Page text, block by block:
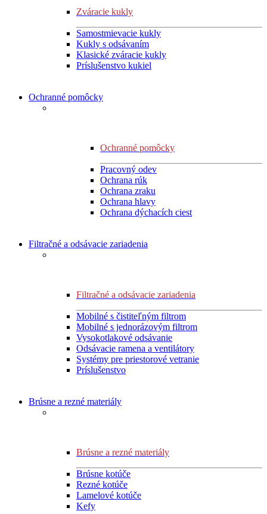
Zváracie kukly
Samostmievacie kukly
Kukly s odsávaním
Klasické zváracie kukly
Príslušenstvo kukiel
Ochranné pomôcky
Ochranné pomôcky
Pracovný odev
Ochrana rúk
Ochrana zraku
Ochrana hlavy
Ochrana dýchacích ciest
Filtračné a odsávacie zariadenia
Filtračné a odsávacie zariadenia
Mobilné s čistiteľným filtrom
Mobilné s jednorázovým filtrom
Vysokotlakové odsávanie
Odsávacie ramena a ventilátory
Systémy pre priestorové vetranie
Príslušenstvo
Brúsne a rezné materiály
Brúsne a rezné materiály
Brúsne kotúče
Rezné kotúče
Lamelové kotúče
Kefy